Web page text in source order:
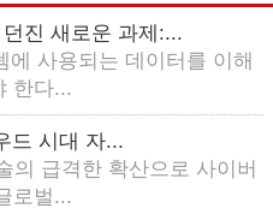
진 새로운 과제:...
사용되는 데이터를 이해
한다...
드 시대 자...
의 급격한 확산으로 사이버
로벌...